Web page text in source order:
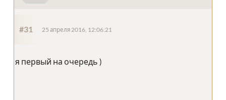
#31 25 апреля 2016, 12:06:21
я первый на очередь )